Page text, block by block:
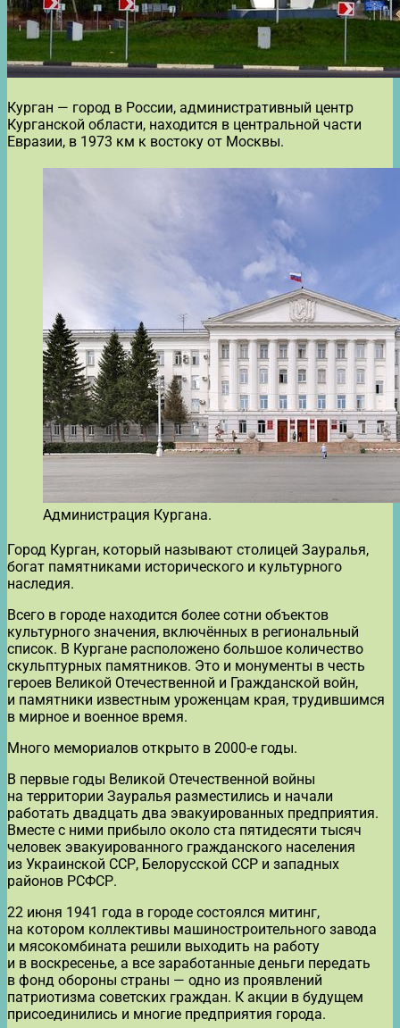
Курган — город в России, административный центр
Курганской области, находится в центральной части
Евразии, в 1973 км к востоку от Москвы.
Администрация Кургана.
Город Курган, который называют столицей Зауралья,
богат памятниками исторического и культурного
наследия.
Всего в городе находится более сотни объектов
культурного значения, включённых в региональный
список. В Кургане расположено большое количество
скульптурных памятников. Это и монументы в честь
героев Великой Отечественной и Гражданской войн,
и памятники известным уроженцам края, трудившимся
в мирное и военное время.
Много мемориалов открыто в 2000-е годы.
В первые годы Великой Отечественной войны
на территории Зауралья разместились и начали
работать двадцать два эвакуированных предприятия.
Вместе с ними прибыло около ста пятидесяти тысяч
человек эвакуированного гражданского населения
из Украинской ССР, Белорусской ССР и западных
районов РСФСР.
22 июня 1941 года в городе состоялся митинг,
на котором коллективы машиностроительного завода
и мясокомбината решили выходить на работу
и в воскресенье, а все заработанные деньги передать
в фонд обороны страны — одно из проявлений
патриотизма советских граждан. К акции в будущем
присоединились и многие предприятия города.